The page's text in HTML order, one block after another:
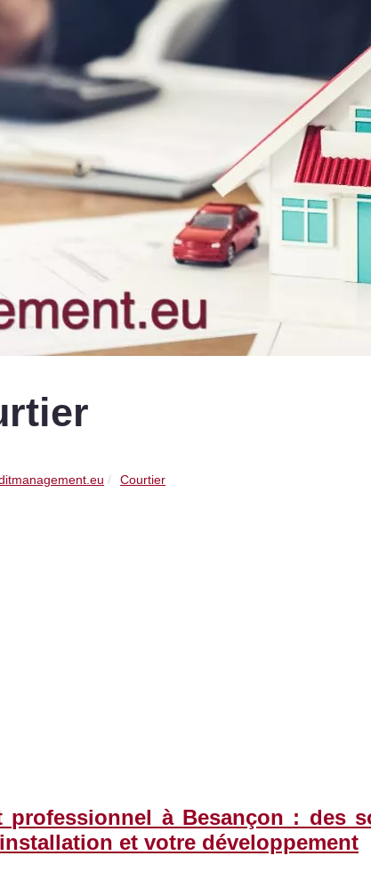
Courtier
professionnel à Besançon : des
et votre développement